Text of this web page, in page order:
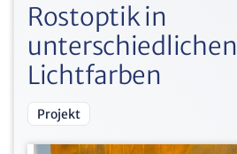
Rostoptik in
unterschiedlichen
Lichtfarben
Projekt